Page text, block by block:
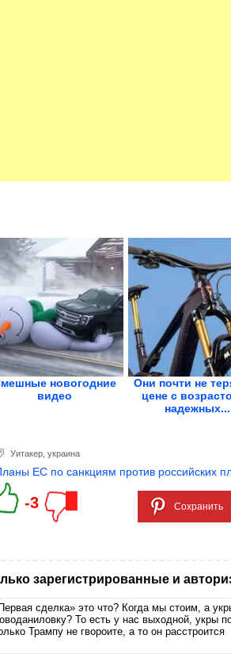
новогодние
видео
Они почти не
цене с
надежных...
Уитакер украина
ЕС по санкциям против российских
-3 Сохранить
зарегистрированные и
сделка» это что? Когда мы стоим, а
То есть у нас выходной, укры
Трампу не гвороите, а то он расстроится